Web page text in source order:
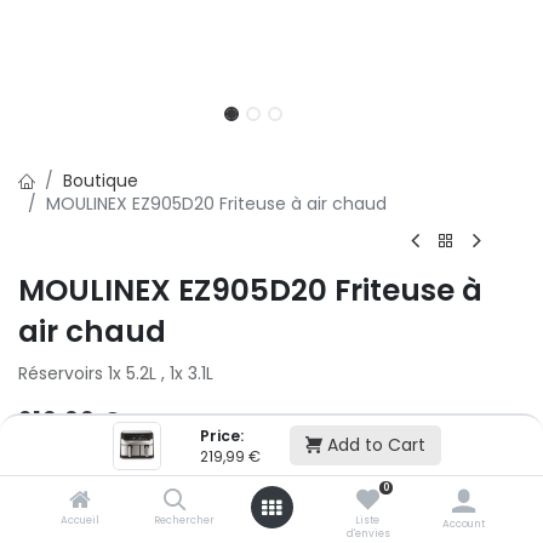
Price:
219,99 € Add to Cart
Accueil Rechercher
0
Liste
d'envies
Account
Boutique
MOULINEX EZ905D20 Friteuse à air chaud
MOULINEX EZ905D20 Friteuse à
air chaud
Réservoirs 1x 5.2L , 1x 3.1L
219,99€
Ajouter au panier